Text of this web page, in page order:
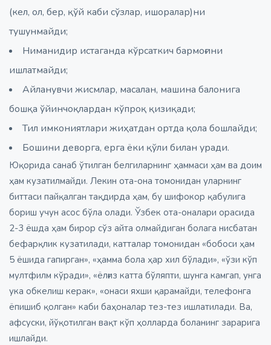
(кел, ол, бер, қўй каби сўзлар, ишоралар)ни
тушунмайди;
Ниманидир истаганда кўрсаткич бармоғини
ишлатмайди;
Айланувчи жисмлар, масалан, машина балонига
бошқа ўйинчоқлардан кўпроқ қизиқади;
Тил имкониятлари жиҳатдан ортда қола бошлайди;
Бошини деворга, ерга ёки қўли билан уради.
Юқорида санаб ўтилган белгиларнинг ҳаммаси ҳам ва доим
ҳам кузатилмайди. Лекин ота-она томонидан уларнинг
биттаси пайқалган тақдирда ҳам, бу шифокор қабулига
бориш учун асос бўла олади. Ўзбек ота-оналари орасида
2-3 ёшда ҳам бирор сўз айта олмайдиган болага нисбатан
бефарқлик кузатилади, катталар томонидан «бобоси ҳам
5 ёшида гапирган», «ҳамма бола ҳар хил бўлади», «ўзи кўп
мултфилм кўради», «ёлғиз катта бўляпти, шунга камгап, унга
ука обкелиш керак», «онаси яхши қарамайди, телефонга
ёпишиб қолган» каби баҳоналар тез-тез ишлатилади. Ва,
афсуски, йўқотилган вақт кўп ҳолларда боланинг зарарига
ишлайди.